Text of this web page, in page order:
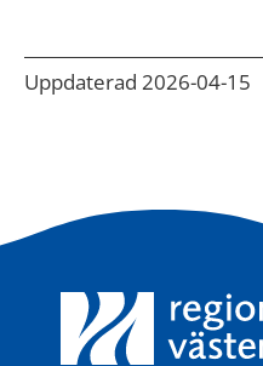
Uppdaterad 2026-04-15